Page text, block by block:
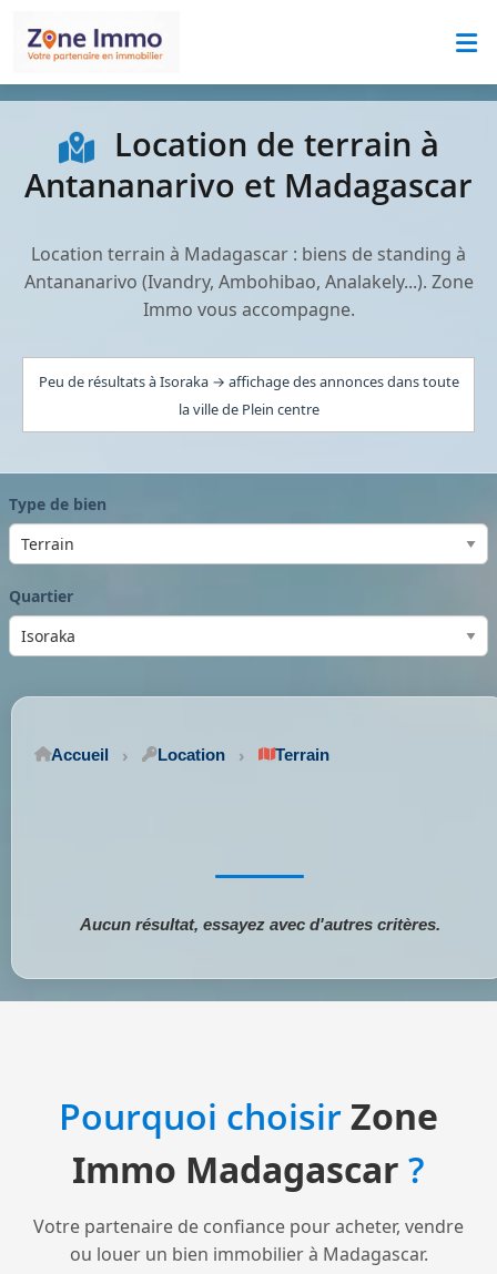
Location de terrain à
Antananarivo et Madagascar
Location terrain à Madagascar : biens de standing à
Antananarivo (Ivandry, Ambohibao, Analakely...). Zone
Immo vous accompagne.
Peu de résultats à Isoraka → affichage des annonces dans toute
la ville de Plein centre
Type de bien
Quartier
Accueil Location Terrain
Aucun résultat, essayez avec d'autres critères.
Pourquoi choisirZone
Immo Madagascar ?
Votre partenaire de confiance pour acheter, vendre
ou louer un bien immobilier à Madagascar.